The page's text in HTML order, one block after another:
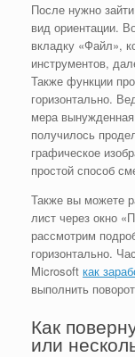
После нужно
вид ориентации.
вкладку «Файл»,
инструментов,
Также функции
горизонтально.
мера
получилось
графическое
простой способ
Также вы можете
лист через окно
рассмотрим
горизонтально.
Microsoft как
выполнить
Как
или